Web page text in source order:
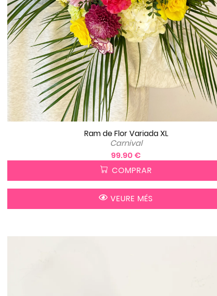
Ram de Flor Variada XL
Carnival
99.90 €
COMPRAR
VEURE MÉS